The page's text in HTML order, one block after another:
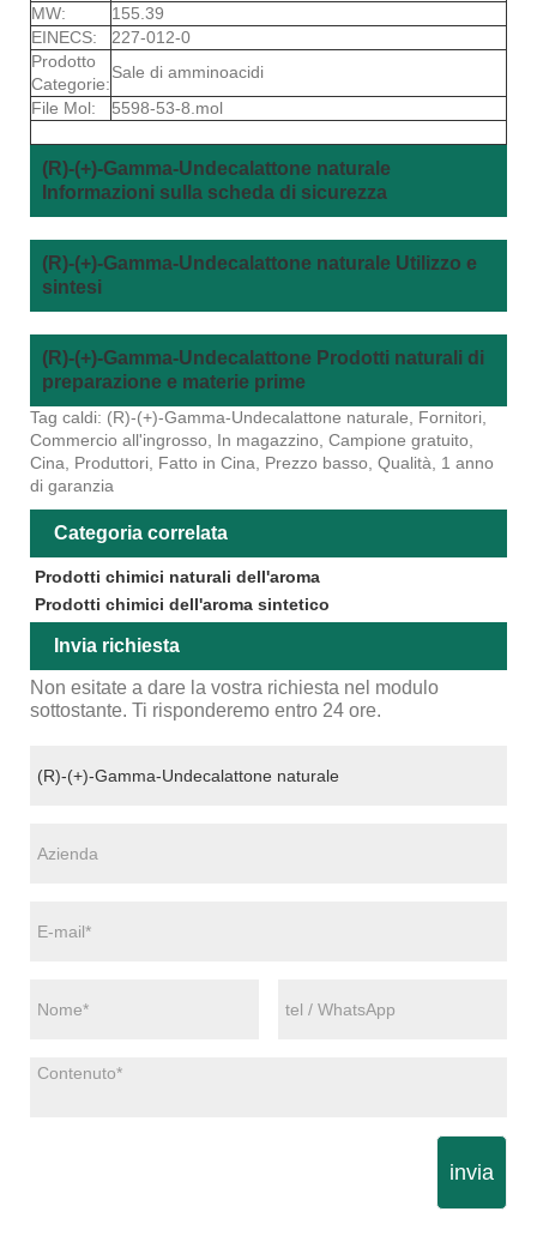
MW:
155.39
EINECS:
227-012-0
Prodotto
Categorie:
Sale di amminoacidi
File Mol:
5598-53-8.mol
(R)-(+)-Gamma-Undecalattone naturale
Informazioni sulla scheda di sicurezza
(R)-(+)-Gamma-Undecalattone naturale Utilizzo e
sintesi
(R)-(+)-Gamma-Undecalattone Prodotti naturali di
preparazione e materie prime
Tag caldi: (R)-(+)-Gamma-Undecalattone naturale, Fornitori,
Commercio all'ingrosso, In magazzino, Campione gratuito,
Cina, Produttori, Fatto in Cina, Prezzo basso, Qualità, 1 anno
di garanzia
Categoria correlata
Prodotti chimici naturali dell'aroma
Prodotti chimici dell'aroma sintetico
Invia richiesta
Non esitate a dare la vostra richiesta nel modulo
sottostante. Ti risponderemo entro 24 ore.
invia